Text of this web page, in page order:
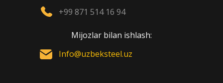
+99 871 514 16 94
Mijozlar bilan ishlash:
Info@uzbeksteel.uz